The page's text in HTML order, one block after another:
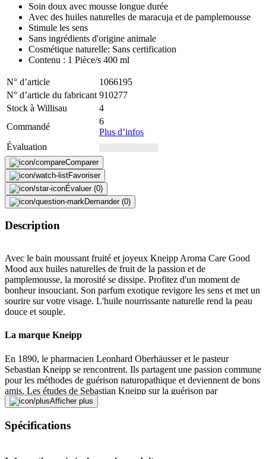
Soin doux avec mousse longue durée
Avec des huiles naturelles de maracuja et de pamplemousse
Stimule les sens
Sans ingrédients d'origine animale
Cosmétique naturelle: Sans certification
Contenu : 1 Pièce/s 400 ml
N° d’article
1066195
N° d’article du fabricant 910277
Stock à Willisau
4
Commandé
6
Plus d’infos
Évaluation
Comparer
Favoriser
Évaluer (0)
Demander (0)
Description
Avec le bain moussant fruité et joyeux Kneipp Aroma Care Good
Mood aux huiles naturelles de fruit de la passion et de
pamplemousse, la morosité se dissipe. Profitez d'un moment de
bonheur insouciant. Son parfum exotique revigore les sens et met un
sourire sur votre visage. L'huile nourrissante naturelle rend la peau
douce et souple.
La marque Kneipp
En 1890, le pharmacien Leonhard Oberhäusser et le pasteur
Sebastian Kneipp se rencontrent. Ils partagent une passion commune
pour les méthodes de guérison naturopathique et deviennent de bons
amis. Les études de Sebastian Kneipp sur la guérison par
hydrothérapie, les herbes médicinales, l'exercice et la nutrition sont
accorde la permission de développer et de commercialiser des
produits pharmaceutiques, cosmétiques et diététiques sous le nom de
naturelle sont toujours à la base des produits de soin Kneipp.
Afficher plus
Spécifications